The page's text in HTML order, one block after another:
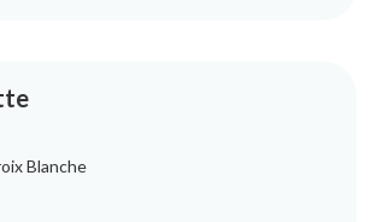
Blanche